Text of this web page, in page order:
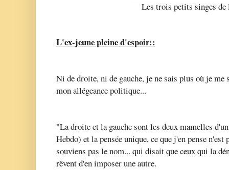
Les trois petits singes de
L'ex-jeune pleine d'espoir::
Ni de droite, ni de gauche, je ne sais plus où je
mon allégeance politique...
"La droite et la gauche sont les deux mamelles
Hebdo) et la pensée unique, ce que j'en pense
souviens pas le nom... qui disait que ceux qui la
rêvent d'en imposer une autre.